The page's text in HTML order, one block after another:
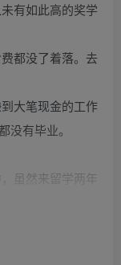
有如此高的奖学
都没了着落。去
大笔现金的工作
没有毕业。
虽然来留学两年
目面对自己的亲